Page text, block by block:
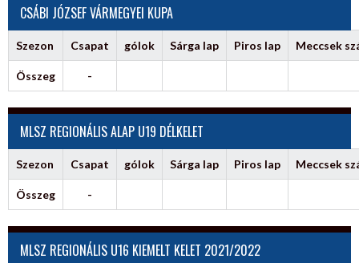
CSÁBI JÓZSEF VÁRMEGYEI KUPA
Szezon Csapat gólok Sárga lap Piros lap Meccsek
Összeg -
MLSZ REGIONÁLIS ALAP U19 DÉLKELET
Szezon Csapat gólok Sárga lap Piros lap Meccsek
Összeg -
MLSZ REGIONÁLIS U16 KIEMELT KELET 2021/2022